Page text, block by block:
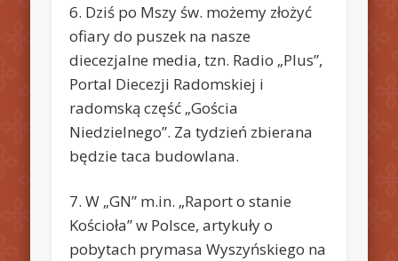
6. Dziś po Mszy św. możemy złożyć
ofiary do puszek na nasze
diecezjalne media, tzn. Radio „Plus”,
Portal Diecezji Radomskiej i
radomską część „Gościa
Niedzielnego”. Za tydzień zbierana
będzie taca budowlana.
7. W „GN” m.in. „Raport o stanie
Kościoła” w Polsce, artykuły o
pobytach prymasa Wyszyńskiego na